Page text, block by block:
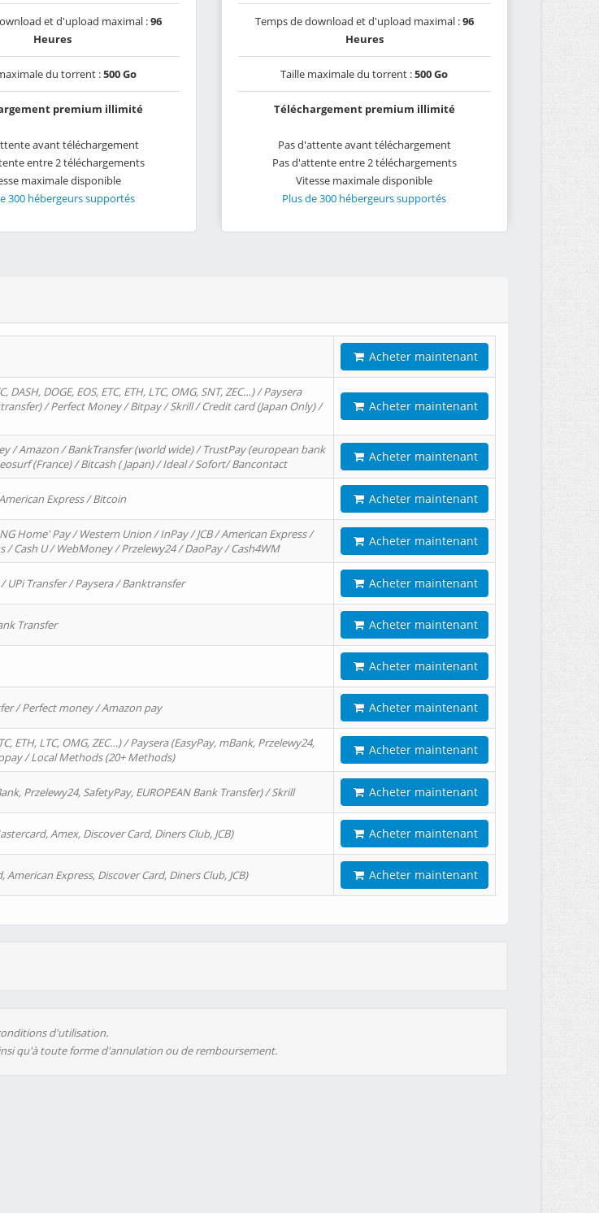
et d'upload maximal :96
Heures
du torrent :500 Go
premium illimité
avant téléchargement
entre 2 téléchargements
maximale disponible
300 hébergeurs supportés
Temps de download et d'upload maximal :96
Heures
Taille maximale du torrent :500 Go
Téléchargement premium illimité
Pas d'attente avant téléchargement
Pas d'attente entre 2 téléchargements
Vitesse maximale disponible
Plus de 300 hébergeurs supportés
Acheter maintenant
DOGE, EOS, ETC, ETH, LTC, OMG, SNT, ZEC…) / Paysera
/ Perfect Money / Bitpay / Skrill / Credit card (Japan Only) /
Acheter maintenant
/ Amazon / BankTransfer (world wide) / TrustPay (european bank
(France) / Bitcash ( Japan) / Ideal / Sofort/ Bancontact
Acheter maintenant
Express / Bitcoin Acheter maintenant
Home' Pay / Western Union / InPay / JCB / American Express /
Cash U / WebMoney / Przelewy24 / DaoPay / Cash4WM
Acheter maintenant
UPi Transfer / Paysera / Banktransfer Acheter maintenant
Transfer Acheter maintenant
Acheter maintenant
/ Perfect money / Amazon pay Acheter maintenant
ETH, LTC, OMG, ZEC…) / Paysera (EasyPay, mBank, Przelewy24,
/ Local Methods (20+ Methods)
Acheter maintenant
Przelewy24, SafetyPay, EUROPEAN Bank Transfer) / Skrill Acheter maintenant
Amex, Discover Card, Diners Club, JCB) Acheter maintenant
Express, Discover Card, Diners Club, JCB) Acheter maintenant
d'utilisation.
qu'à toute forme d'annulation ou de remboursement.